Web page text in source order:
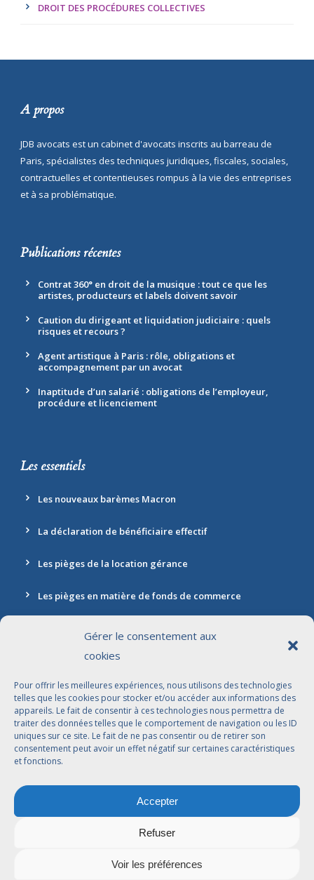
Gérer le consentement aux
cookies
Pour offrir les meilleures expériences, nous utilisons des technologies
telles que les cookies pour stocker et/ou accéder aux informations des
appareils. Le fait de consentir à ces technologies nous permettra de
traiter des données telles que le comportement de navigation ou les ID
uniques sur ce site. Le fait de ne pas consentir ou de retirer son
consentement peut avoir un effet négatif sur certaines caractéristiques
et fonctions.
Accepter
Refuser
Voir les préférences
DROIT DES PROCÉDURES COLLECTIVES
A propos
JDB avocats est un cabinet d'avocats inscrits au barreau de
Paris, spécialistes des techniques juridiques, fiscales, sociales,
contractuelles et contentieuses rompus à la vie des entreprises
et à sa problématique.
Publications récentes
Contrat 360° en droit de la musique : tout ce que les
artistes, producteurs et labels doivent savoir
Caution du dirigeant et liquidation judiciaire : quels
risques et recours ?
Agent artistique à Paris : rôle, obligations et
accompagnement par un avocat
Inaptitude d’un salarié : obligations de l’employeur,
procédure et licenciement
Les essentiels
Les nouveaux barèmes Macron
La déclaration de bénéficiaire effectif
Les pièges de la location gérance
Les pièges en matière de fonds de commerce
Adresse: 30 rue Marbeuf, 75008 Paris
01 42 56 96 96
contact@jdbavocats.com
Avocats Associés: